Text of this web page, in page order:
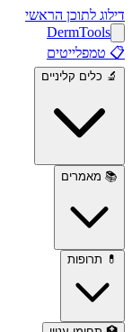
דילוג לתוכן הראשי
DermTools
📋 טמפלייטים
🔬 כלים קליניים
📚 מאמרים
💊 תרופות